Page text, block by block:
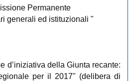
Permanente
generali ed istituzionali "
d’iniziativa della Giunta recante:
per il 2017" (delibera di